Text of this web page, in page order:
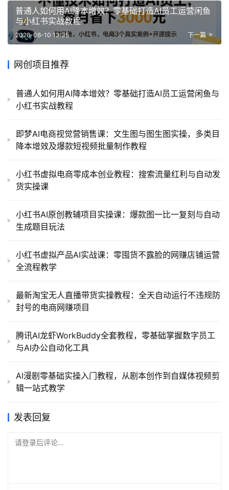
普通人如何用AI降本增效？零基础打造AI员工运营闲鱼
与小红书实战教程
下一篇
2026-06-10 13:35
网创项目推荐
普通人如何用AI降本增效？零基础打造AI员工运营闲鱼与
小红书实战教程
即梦AI电商视觉营销售课：文生图与图生图实操，多类目
降本增效及爆款短视频批量制作教程
小红书虚拟电商零成本创业教程：搜索流量红利与自动发
货实操课
小红书AI原创教辅项目实操课：爆款图一比一复刻与自动
生成题目玩法
小红书虚拟产品AI实战课：零囤货不露脸的网赚店铺运营
全流程教学
最新淘宝无人直播带货实操教程：全天自动运行不违规防
封号的电商网赚项目
腾讯AI龙虾WorkBuddy全套教程，零基础掌握数字员工
与AI办公自动化工具
AI漫剧零基础实操入门教程，从剧本创作到自媒体视频剪
辑一站式教学
发表回复
请登录后评论...